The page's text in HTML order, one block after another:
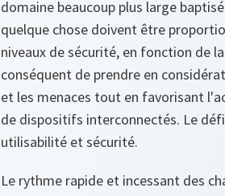
domaine beaucoup plus large
quelque chose doivent être
niveaux de sécurité, en fonction de
conséquent de prendre en
et les menaces tout en favorisant
de dispositifs interconnectés. Le
utilisabilité et sécurité.
Le rythme rapide et incessant des